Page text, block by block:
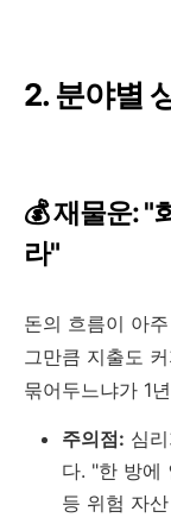
2. 분야별
💰 재물운: "
라"
돈의 흐름이 아
그만큼 지출도
묶어두느냐가 1
주의점: 심
다. "한 방에
등 위험 자